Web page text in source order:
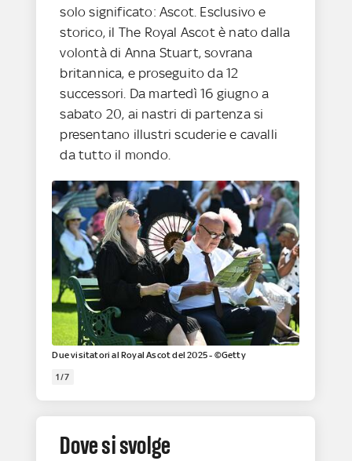
solo significato: Ascot. Esclusivo e
storico, il The Royal Ascot è nato dalla
volontà di Anna Stuart, sovrana
britannica, e proseguito da 12
successori. Da martedì 16 giugno a
sabato 20, ai nastri di partenza si
presentano illustri scuderie e cavalli
da tutto il mondo.
Due visitatori al Royal Ascot del 2025 - ©Getty
1/7
Dove si svolge